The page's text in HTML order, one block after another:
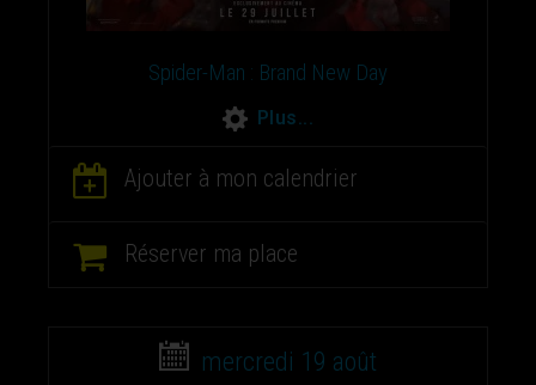
Spider-Man : Brand New Day
Plus...
Ajouter à mon calendrier
Réserver ma place
mercredi 19 août